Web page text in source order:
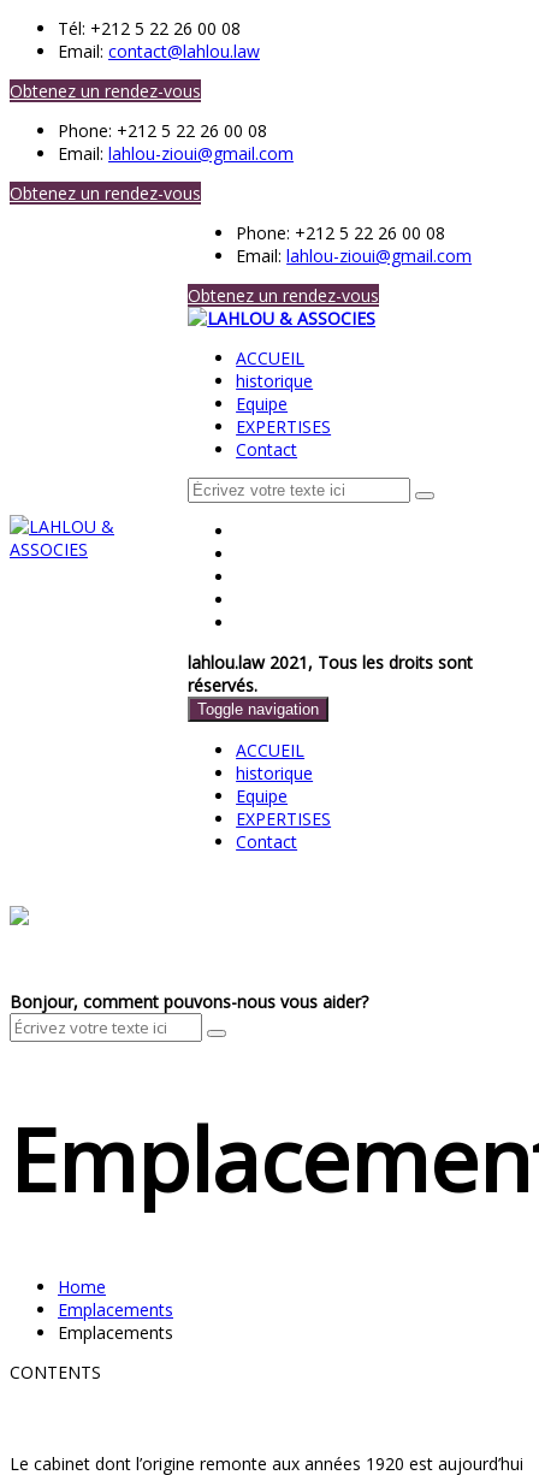
Tél: +212 5 22 26 00 08
Email: contact@lahlou.law
Obtenez un rendez-vous
Phone: +212 5 22 26 00 08
Email: lahlou-zioui@gmail.com
Obtenez un rendez-vous
Phone: +212 5 22 26 00 08
Email:lahlou-zioui@gmail.com
Obtenez un rendez-vous
ACCUEIL
historique
Equipe
EXPERTISES
Contact
lahlou.law 2021, Tous les droits sont
réservés.
Toggle navigation
ACCUEIL
historique
Equipe
EXPERTISES
Contact
Bonjour, comment pouvons-nous vous aider?
Home
Emplacements
Emplacements
CONTENTS
Le cabinet dont l’origine remonte aux années 1920 est aujourd’hui